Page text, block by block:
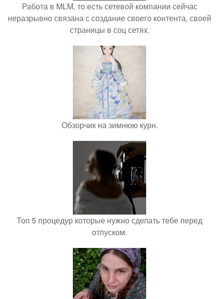
Работа в MLM, то есть сетевой компании сейчас
неразрывно связана с создание своего контента, своей
страницы в соц сетях.
Обзорчик на зимнюю курн.
Топ 5 процедур которые нужно сделать тебе перед
отпуском.